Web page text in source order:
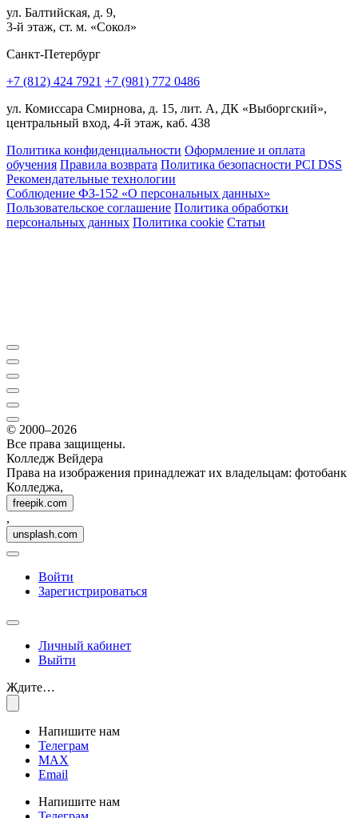
ул. Балтийская, д. 9,
3-й этаж, ст. м. «Сокол»
Санкт-Петербург
+7 (812) 424 7921 +7 (981) 772 0486
ул. Комиссара Смирнова, д. 15, лит. А, ДК «Выборгский»,
центральный вход, 4-й этаж, каб. 438
Политика конфиденциальности Оформление и оплата
обучения Правила возврата Политика безопасности PCI DSS
Рекомендательные технологии
Соблюдение ФЗ-152 «О персональ­ных данных»
Пользовательское соглашение Политика обработки
персональных данных Политика cookie Статьи
© 2000–2026
Все права защищены.
Колледж Вейдера
Права на изображения принадлежат их владельцам: фотобанк
Колледжа,
freepik.com
,
unsplash.com
Войти
Зарегистрироваться
Личный кабинет
Выйти
Ждите…
Напишите нам
Телеграм
MAX
Email
Напишите нам